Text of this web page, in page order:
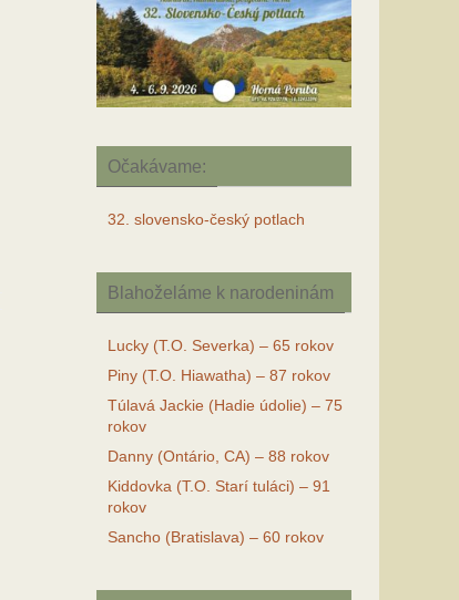
Očakávame:
32. slovensko-český potlach
Blahoželáme k narodeninám
Lucky (T.O. Severka) – 65 rokov
Piny (T.O. Hiawatha) – 87 rokov
Túlavá Jackie (Hadie údolie) – 75
rokov
Danny (Ontário, CA) – 88 rokov
Kiddovka (T.O. Starí tuláci) – 91
rokov
Sancho (Bratislava) – 60 rokov